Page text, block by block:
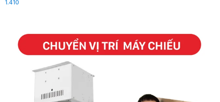
Hệ Thống Máy Chiếu
Thi công chuyển vị trí máy chiếu
Hình ảnh và video sản phẩm
Thi công chuyển vị trí máy chiếu
1.410